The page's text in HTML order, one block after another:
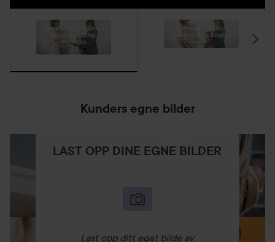
Blomdahl Medicinsk
öronhåltagning,
svenska
02:36
Blomdahl Medical
Ear Piercing, English
02:35
Kunders egne bilder
LAST OPP DINE EGNE BILDER
Last opp ditt eget bilde av